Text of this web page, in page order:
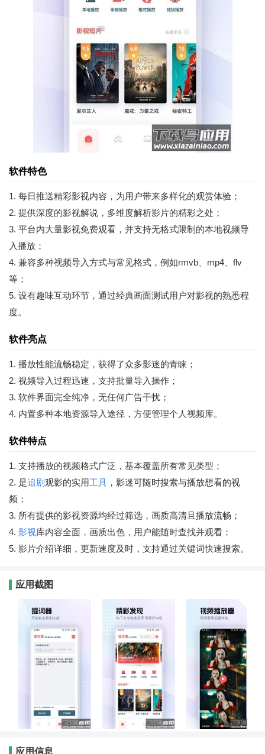
软件特色
1. 每日推送精彩影视内容，为用户带来多样化的观赏体验；
2. 提供深度的影视解说，多维度解析影片的精彩之处；
3. 平台内大量影视免费观看，并支持无格式限制的本地视频导
入播放；
4. 兼容多种视频导入方式与常见格式，例如rmvb、mp4、flv
等；
5. 设有趣味互动环节，通过经典画面测试用户对影视的熟悉程
度。
软件亮点
1. 播放性能流畅稳定，获得了众多影迷的青睐；
2. 视频导入过程迅速，支持批量导入操作；
3. 软件界面完全纯净，无任何广告干扰；
4. 内置多种本地资源导入途径，方便管理个人视频库。
软件特点
1. 支持播放的视频格式广泛，基本覆盖所有常见类型；
2. 是追剧观影的实用工具 ，影迷可随时搜索与播放想看的视
频；
3. 所有提供的影视资源均经过筛选，画质高清且播放流畅；
4. 影视库内容全面，画质出色，用户能随时查找并观看；
5. 影片介绍详细，更新速度及时，支持通过关键词快速搜索。
应用截图
应用信息